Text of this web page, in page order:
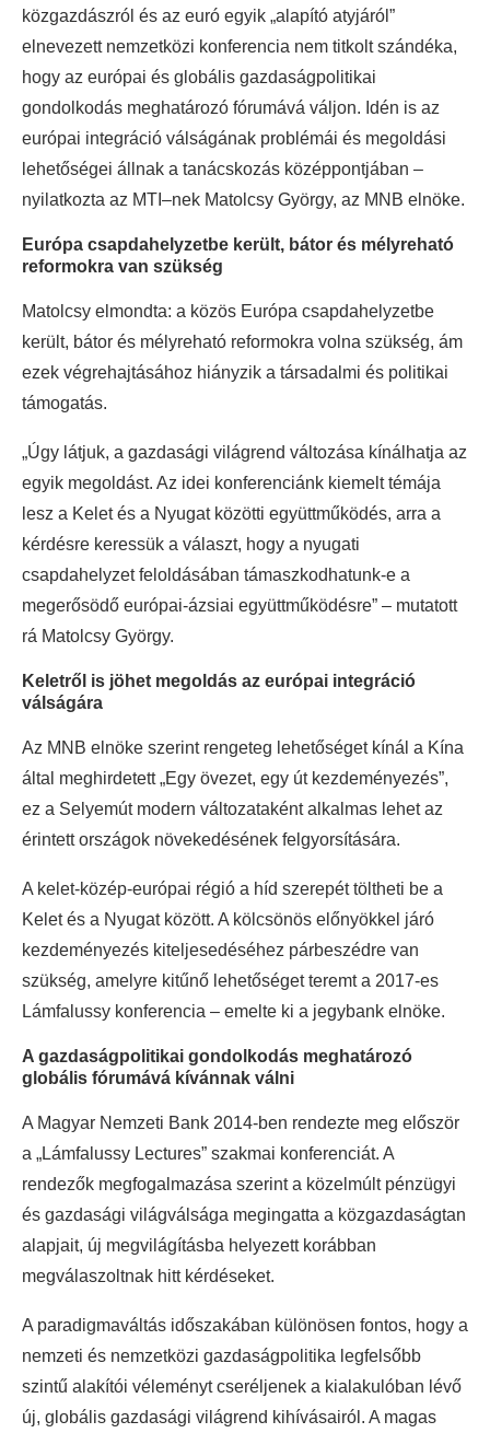
közgazdászról és az euró egyik „alapító atyjáról”
elnevezett nemzetközi konferencia nem titkolt szándéka,
hogy az európai és globális gazdaságpolitikai
gondolkodás meghatározó fórumává váljon. Idén is az
európai integráció válságának problémái és megoldási
lehetőségei állnak a tanácskozás középpontjában –
nyilatkozta az MTI–nek Matolcsy György, az MNB elnöke.
Európa csapdahelyzetbe került, bátor és mélyreható
reformokra van szükség
Matolcsy elmondta: a közös Európa csapdahelyzetbe
került, bátor és mélyreható reformokra volna szükség, ám
ezek végrehajtásához hiányzik a társadalmi és politikai
támogatás.
„Úgy látjuk, a gazdasági világrend változása kínálhatja az
egyik megoldást. Az idei konferenciánk kiemelt témája
lesz a Kelet és a Nyugat közötti együttműködés, arra a
kérdésre keressük a választ, hogy a nyugati
csapdahelyzet feloldásában támaszkodhatunk-e a
megerősödő európai-ázsiai együttműködésre” – mutatott
rá Matolcsy György.
Keletről is jöhet megoldás az európai integráció
válságára
Az MNB elnöke szerint rengeteg lehetőséget kínál a Kína
által meghirdetett „Egy övezet, egy út kezdeményezés”,
ez a Selyemút modern változataként alkalmas lehet az
érintett országok növekedésének felgyorsítására.
A kelet-közép-európai régió a híd szerepét töltheti be a
Kelet és a Nyugat között. A kölcsönös előnyökkel járó
kezdeményezés kiteljesedéséhez párbeszédre van
szükség, amelyre kitűnő lehetőséget teremt a 2017-es
Lámfalussy konferencia – emelte ki a jegybank elnöke.
A gazdaságpolitikai gondolkodás meghatározó
globális fórumává kívánnak válni
A Magyar Nemzeti Bank 2014-ben rendezte meg először
a „Lámfalussy Lectures” szakmai konferenciát. A
rendezők megfogalmazása szerint a közelmúlt pénzügyi
és gazdasági világválsága megingatta a közgazdaságtan
alapjait, új megvilágításba helyezett korábban
megválaszoltnak hitt kérdéseket.
A paradigmaváltás időszakában különösen fontos, hogy a
nemzeti és nemzetközi gazdaságpolitika legfelsőbb
szintű alakítói véleményt cseréljenek a kialakulóban lévő
új, globális gazdasági világrend kihívásairól. A magas